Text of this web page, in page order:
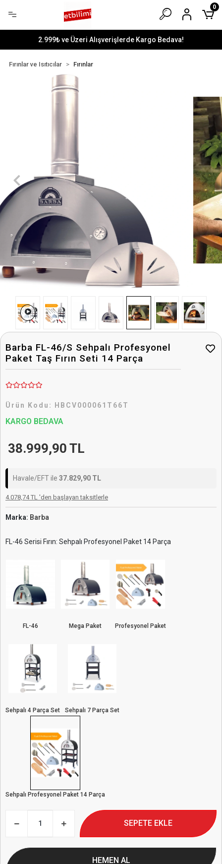
2.999₺ ve Üzeri Alışverişlerde Kargo Bedava!
0
Fırınlar ve Isıtıcılar Fırınlar
Barba FL-46/S Sehpalı Profesyonel
Paket Taş Fırın Seti 14 Parça
Ürün Kodu: HBCV000061T66T
KARGO BEDAVA
38.999,90 TL
Havale/EFT ile 37.829,90 TL
4.078,74 TL 'den başlayan taksitlerle
Marka: Barba
FL-46 Serisi Fırın: Sehpalı Profesyonel Paket 14 Parça
FL-46 Mega Paket Profesyonel Paket
Sehpalı 4 Parça Set Sehpalı 7 Parça Set
Sehpalı Profesyonel Paket 14 Parça
SEPETE EKLE
HEMEN AL